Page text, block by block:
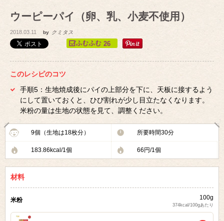
ウーピーパイ（卵、乳、小麦不使用）
2018.03.11 by クミタス
26
このレシピのコツ
手順5：生地焼成後にパイの上部分を下に、天板に接するよう
にして置いておくと、ひび割れが少し目立たなくなります。
米粉の量は生地の状態を見て、調整ください。
9個（生地は18枚分） 所要時間30分
183.86kcal/1個 66円/1個
材料
米粉 100g
374kcal/100gあたり